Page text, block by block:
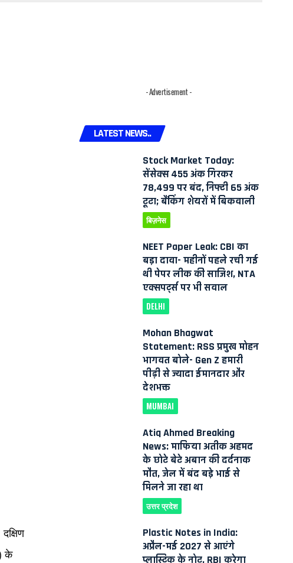
के
- Advertisement -
LATEST NEWS..
Stock Market Today:
सेंसेक्स 455 अंक गिरकर
78,499 पर बंद, निफ्टी 65 अंक
टूटा; बैंकिंग शेयरों में बिकवाली
बिज़नेस
NEET Paper Leak: CBI का
बड़ा दावा- महीनों पहले रची गई
थी पेपर लीक की साजिश, NTA
एक्सपर्ट्स पर भी सवाल
DELHI
Mohan Bhagwat
Statement: RSS प्रमुख मोहन
भागवत बोले- Gen Z हमारी
पीढ़ी से ज्यादा ईमानदार और
देशभक्त
MUMBAI
Atiq Ahmed Breaking
News: माफिया अतीक अहमद
के छोटे बेटे अबान की दर्दनाक
मौत, जेल में बंद बड़े भाई से
मिलने जा रहा था
उत्तर प्रदेश
Plastic Notes in India:
अप्रैल-मई 2027 से आएंगे
प्लास्टिक के नोट, RBI करेगा